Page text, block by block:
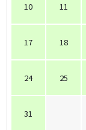
10 11
17 18
24 25
31